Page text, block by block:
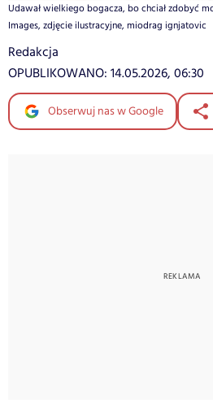
Udawał wielkiego bogacza, bo chciał zdobyć
Images, zdjęcie ilustracyjne, miodrag ignjatovic
Redakcja
OPUBLIKOWANO: 14.05.2026, 06:30
Obserwuj nas w Google